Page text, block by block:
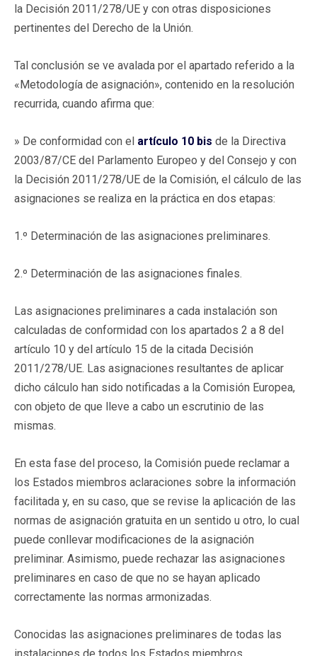
la Decisión 2011/278/UE y con otras disposiciones
pertinentes del Derecho de la Unión.
Tal conclusión se ve avalada por el apartado referido a la
«Metodología de asignación», contenido en la resolución
recurrida, cuando afirma que:
» De conformidad con el artículo 10 bis de la Directiva
2003/87/CE del Parlamento Europeo y del Consejo y con
la Decisión 2011/278/UE de la Comisión, el cálculo de las
asignaciones se realiza en la práctica en dos etapas:
1.º Determinación de las asignaciones preliminares.
2.º Determinación de las asignaciones finales.
Las asignaciones preliminares a cada instalación son
calculadas de conformidad con los apartados 2 a 8 del
artículo 10 y del artículo 15 de la citada Decisión
2011/278/UE. Las asignaciones resultantes de aplicar
dicho cálculo han sido notificadas a la Comisión Europea,
con objeto de que lleve a cabo un escrutinio de las
mismas.
En esta fase del proceso, la Comisión puede reclamar a
los Estados miembros aclaraciones sobre la información
facilitada y, en su caso, que se revise la aplicación de las
normas de asignación gratuita en un sentido u otro, lo cual
puede conllevar modificaciones de la asignación
preliminar. Asimismo, puede rechazar las asignaciones
preliminares en caso de que no se hayan aplicado
correctamente las normas armonizadas.
Conocidas las asignaciones preliminares de todas las